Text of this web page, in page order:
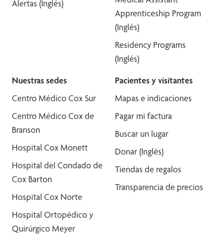
Alertas (Inglés)
Apprenticeship Program
(Inglés)
Residency Programs
(Inglés)
Nuestras sedes
Centro Médico Cox Sur
Centro Médico Cox de
Branson
Hospital Cox Monett
Hospital del Condado de
Cox Barton
Hospital Cox Norte
Hospital Ortopédico y
Quirúrgico Meyer
Pacientes y visitantes
Mapas e indicaciones
Pagar mi factura
Buscar un lugar
Donar (Inglés)
Tiendas de regalos
Transparencia de precios